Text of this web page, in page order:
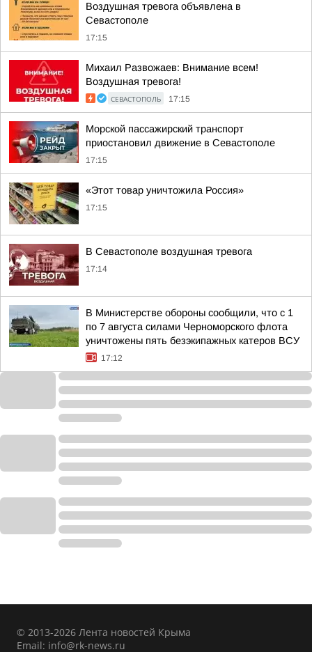
Воздушная тревога объявлена в
Севастополе
17:15
Михаил Развожаев: Внимание всем!
Воздушная тревога!
СЕВАСТОПОЛЬ 17:15
Морской пассажирский транспорт
приостановил движение в Севастополе
17:15
«Этот товар уничтожила Россия»
17:15
В Севастополе воздушная тревога
17:14
В Министерстве обороны сообщили, что с 1
по 7 августа силами Черноморского флота
уничтожены пять безэкипажных катеров ВСУ
17:12
© 2013-2026 Лента новостей Крыма
Email: info@rk-news.ru